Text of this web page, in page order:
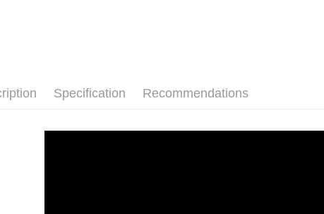
Specification Recommendations